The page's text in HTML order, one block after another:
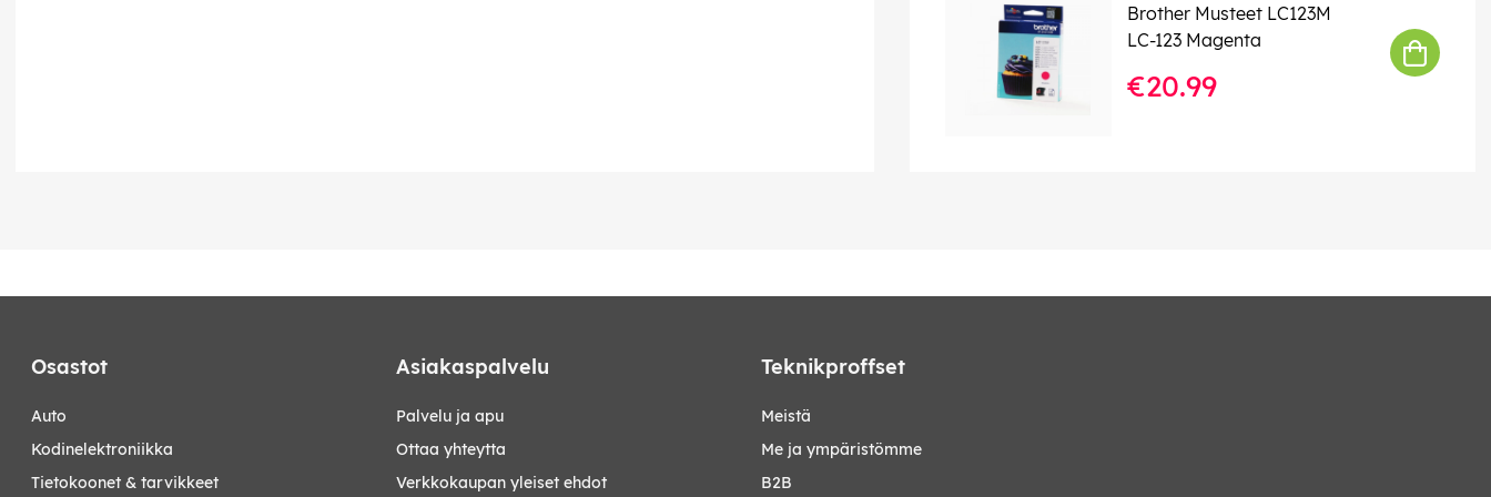
Brother Musteet LC123M
LC-123 Magenta
€20.99
Osastot
auto
kodinelektroniikka
tietokoonet & tarvikkeet
Asiakaspalvelu
Palvelu ja apu
Ottaa yhteytta
Verkkokaupan yleiset ehdot
Teknikproffset
Meistä
Me ja ympäristömme
B2B